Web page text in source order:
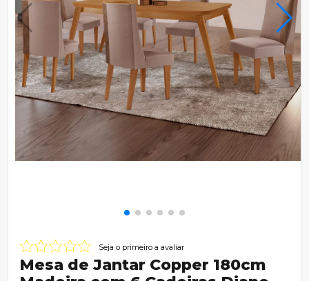
Seja o primeiro a avaliar
Mesa de Jantar Copper 180cm